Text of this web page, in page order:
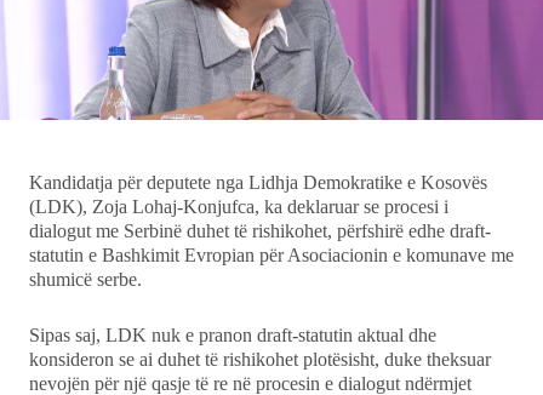
Showbiz
Teknologji
Udhëtime
Kandidatja për deputete nga Lidhja Demokratike e Kosovës
(LDK), Zoja Lohaj-Konjufca, ka deklaruar se procesi i
dialogut me Serbinë duhet të rishikohet, përfshirë edhe draft-
statutin e Bashkimit Evropian për Asociacionin e komunave me
shumicë serbe.
Sipas saj, LDK nuk e pranon draft-statutin aktual dhe
konsideron se ai duhet të rishikohet plotësisht, duke theksuar
nevojën për një qasje të re në procesin e dialogut ndërmjet